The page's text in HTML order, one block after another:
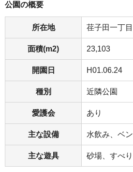
公園の概要
所在地 荏子田一丁
面積(m2) 23,103
開園日 H01.06.24
種別 近隣公園
愛護会 あり
主な設備 水飲み、ベ
主な遊具 砂場、すべ